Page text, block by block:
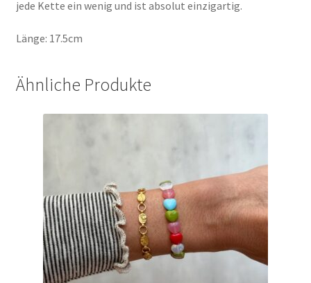
jede Kette ein wenig und ist absolut einzigartig.
Länge: 17.5cm
Ähnliche Produkte